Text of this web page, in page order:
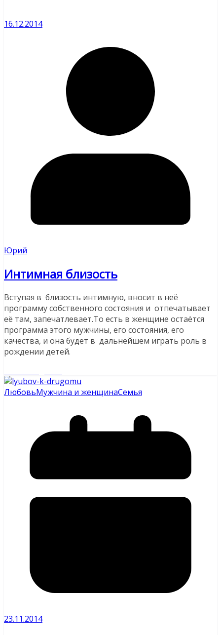
16.12.2014
Юрий
Интимная близость
Вступая в близость интимную, вносит в неё
программу собственного состояния и отпечатывает
её там, запечатлевает.То есть в женщине остаётся
программа этого мужчины, его состояния, его
качества, и она будет в дальнейшем играть роль в
рождении детей.
ЛюбовьМужчина и женщинаСемья
23.11.2014